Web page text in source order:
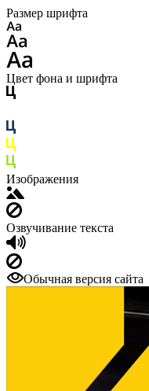
Размер шрифта
Цвет фона и шрифта
Изображения
Озвучивание текста
Обычная версия сайта